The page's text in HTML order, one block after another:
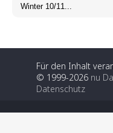
Für den Inhalt
© 1999-2026 nu
Datenschutz